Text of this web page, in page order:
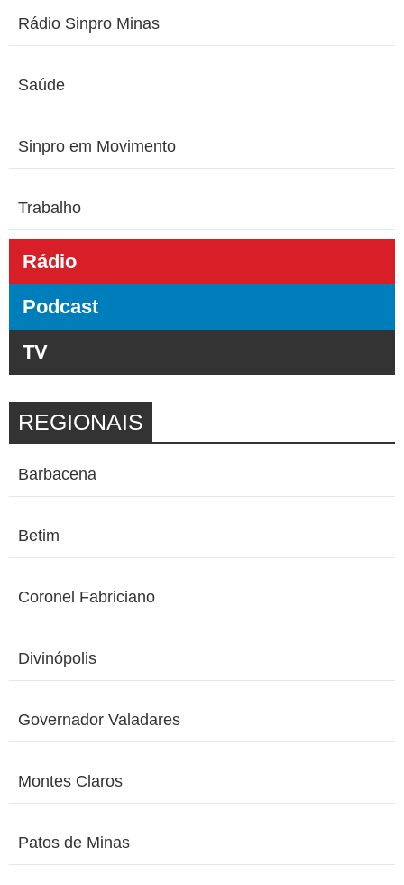
Rádio Sinpro Minas
Saúde
Sinpro em Movimento
Trabalho
Rádio
Podcast
TV
REGIONAIS
Barbacena
Betim
Coronel Fabriciano
Divinópolis
Governador Valadares
Montes Claros
Patos de Minas